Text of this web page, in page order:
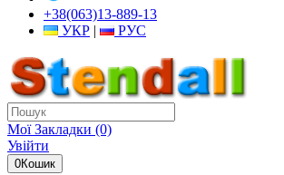
+38(063)13-889-13
УКР | РУС
Мої Закладки (0)
Увійти
0Кошик